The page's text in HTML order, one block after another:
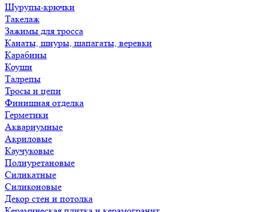
Шурупы-крючки
Такелаж
Зажимы для тросса
Канаты, шнуры, шапагаты, веревки
Карабины
Коуши
Талрепы
Тросы и цепи
Финишная отделка
Герметики
Аквариумные
Акриловые
Каучуковые
Полиуретановые
Силикатные
Силиконовые
Декор стен и потолка